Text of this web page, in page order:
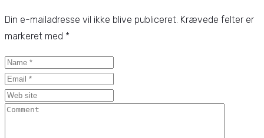
Din e-mailadresse vil ikke blive publiceret. Krævede felter er
markeret med *